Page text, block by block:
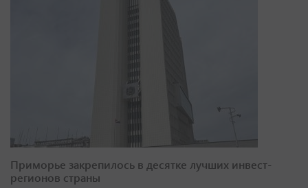
Приморье закрепилось в десятке лучших инвест-
регионов страны